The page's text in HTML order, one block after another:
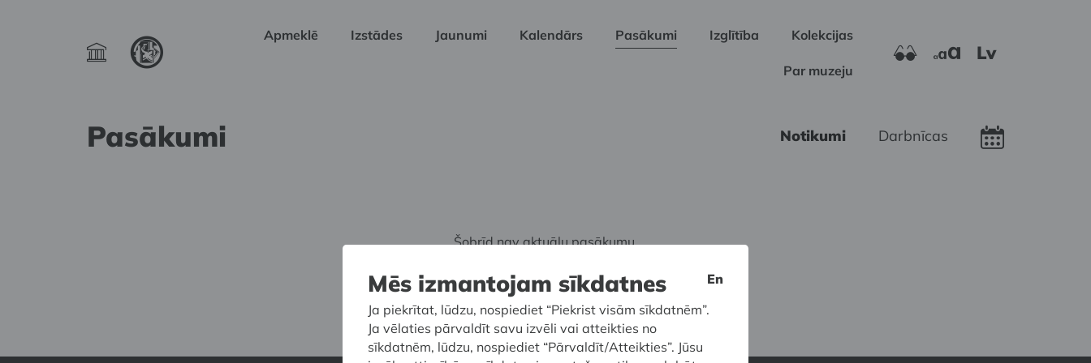
Apmeklē Izstādes Jaunumi Kalendārs Pasākumi Izglītība Kolekcijas
Par muzeju
Lv
Pasākumi Notikumi Darbnīcas
Šobrīd nav aktuālu pasākumu.
En
Mēs izmantojam sīkdatnes
Ja piekrītat, lūdzu, nospiediet “Piekrist visām sīkdatnēm”.
Ja vēlaties pārvaldīt savu izvēli vai atteikties no
sīkdatnēm, lūdzu, nospiediet “Pārvaldīt/Atteikties”. Jūsu